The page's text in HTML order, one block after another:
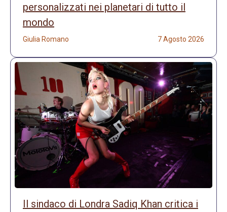
personalizzati nei planetari di tutto il
mondo
Giulia Romano 7 Agosto 2026
Il sindaco di Londra Sadiq Khan critica i